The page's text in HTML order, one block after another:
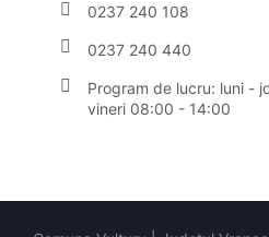
0237 240 108
0237 240 440
Program de lucru: luni -
vineri 08:00 - 14:00